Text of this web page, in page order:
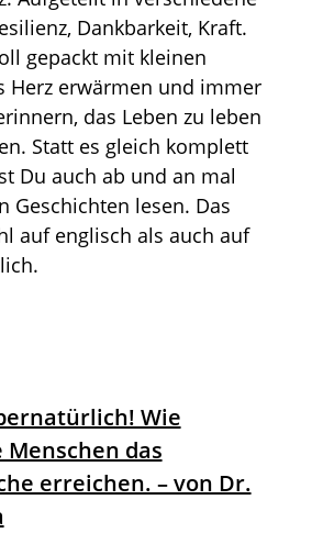
Dankbarkeit, Kraft.
gepackt mit kleinen
Herz erwärmen und immer
das Leben zu leben
Statt es gleich komplett
Du auch ab und an mal
Geschichten lesen. Das
auf englisch als auch auf
Wie
das
erreichen. – von Dr.